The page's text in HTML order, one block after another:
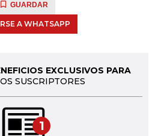
GUARDAR
A WHATSAPP
EXCLUSIVOS PARA
SUSCRIPTORES
1